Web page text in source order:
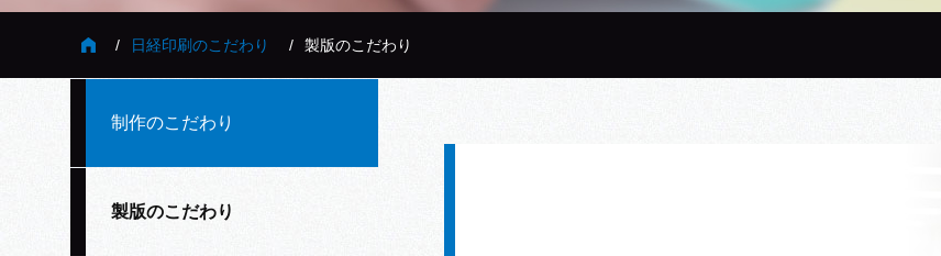
日経印刷のこだわり 製版のこだわり
制作のこだわり
製版のこだわり